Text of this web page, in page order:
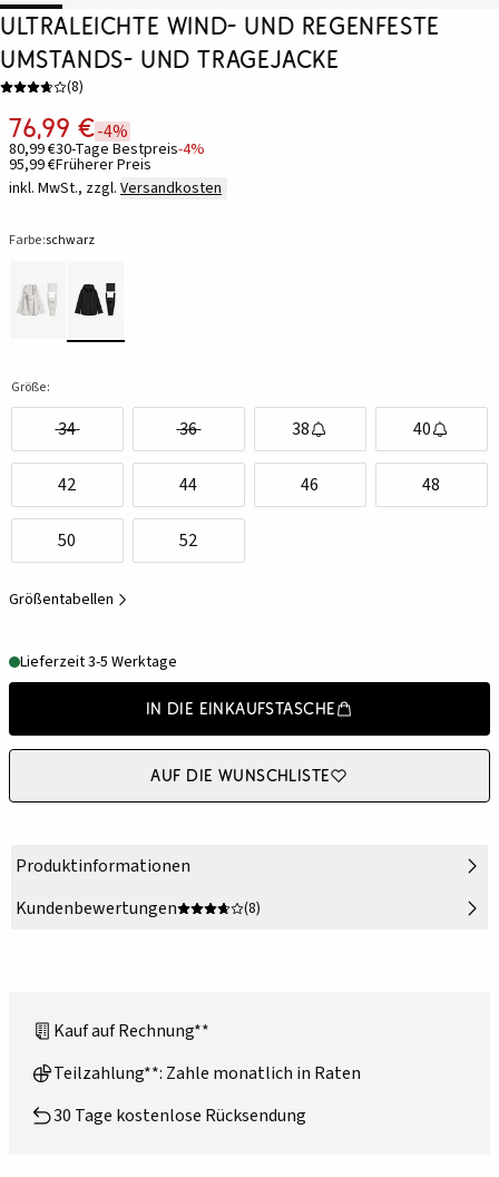
Ultraleichte wind- und regenfeste
Umstands- und Tragejacke
(8)
76,99 €-4%
80,99 €30-Tage Bestpreis-4%
95,99 €Früherer Preis
inkl. MwSt., zzgl. Versandkosten
Farbe:schwarz
Größe:
34 36 38 40
42 44 46 48
50 52
Größentabellen
Lieferzeit 3-5 Werktage
In die Einkaufstasche
Auf die Wunschliste
Produktinformationen
Kundenbewertungen
(8)
Kauf auf Rechnung**
Teilzahlung**: Zahle monatlich in Raten
30 Tage kostenlose Rücksendung